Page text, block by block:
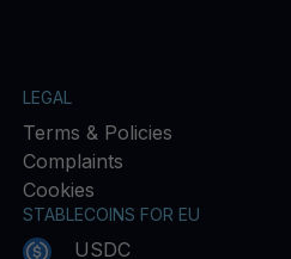
LEGAL
Terms & Policies
Complaints
Cookies
STABLECOINS FOR EU
USDC